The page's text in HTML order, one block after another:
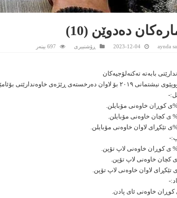
دەدوێن (10)
aynda
2023-12-04 ڕۆشنبیرى 697 بینەر
بابەتە تەکنەلۆجیەکان
بۆ لاوان دەرخستەى ڕێژەى خاوەندارێتى بۆئامێرە تەکنەلۆجییەکان بەم شێوەیەیە:-